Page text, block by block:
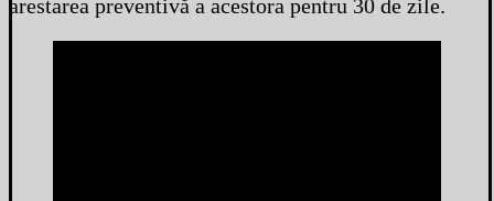
arestarea preventivă a acestora pentru 30 de zile.